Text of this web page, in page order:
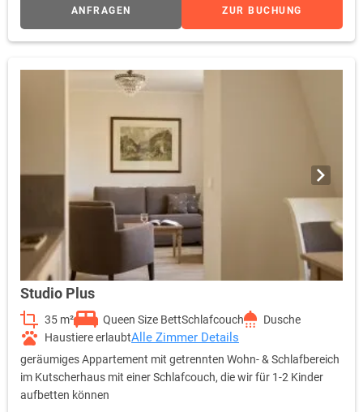
ANFRAGEN ZUR BUCHUNG
Studio Plus
35 m² Queen Size BettSchlafcouch
Dusche
Haustiere erlaubtAlle Zimmer Details
geräumiges Appartement mit getrennten Wohn- & Schlafbereich
im Kutscherhaus mit einer Schlafcouch, die wir für 1-2 Kinder
aufbetten können